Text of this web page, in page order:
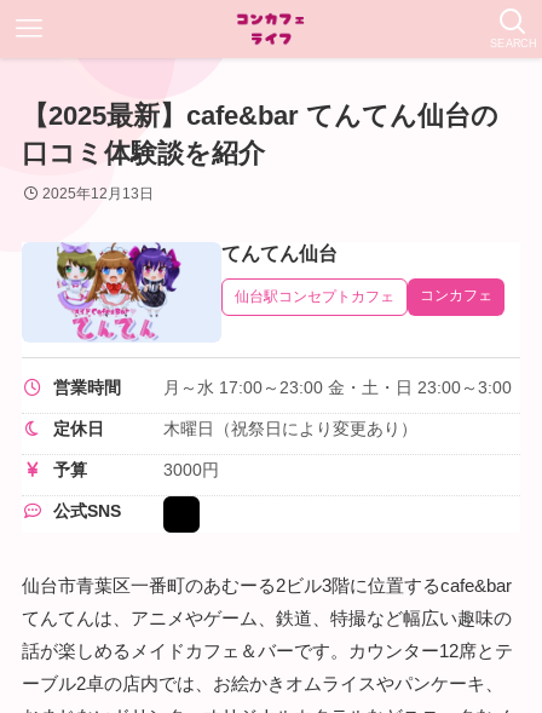
SEARCH
【2025最新】cafe&bar てんてん仙台の
口コミ体験談を紹介
2025年12月13日
てんてん仙台
仙台駅コンセプトカフェ コンカフェ
営業時間 月～水 17:00～23:00 金・土・日 23:00～3:00
定休日 木曜日（祝祭日により変更あり）
予算 3000円
公式SNS
仙台市青葉区一番町のあむーる2ビル3階に位置するcafe&bar
てんてんは、アニメやゲーム、鉄道、特撮など幅広い趣味の
話が楽しめるメイドカフェ＆バーです。カウンター12席とテ
ーブル2卓の店内では、お絵かきオムライスやパンケーキ、